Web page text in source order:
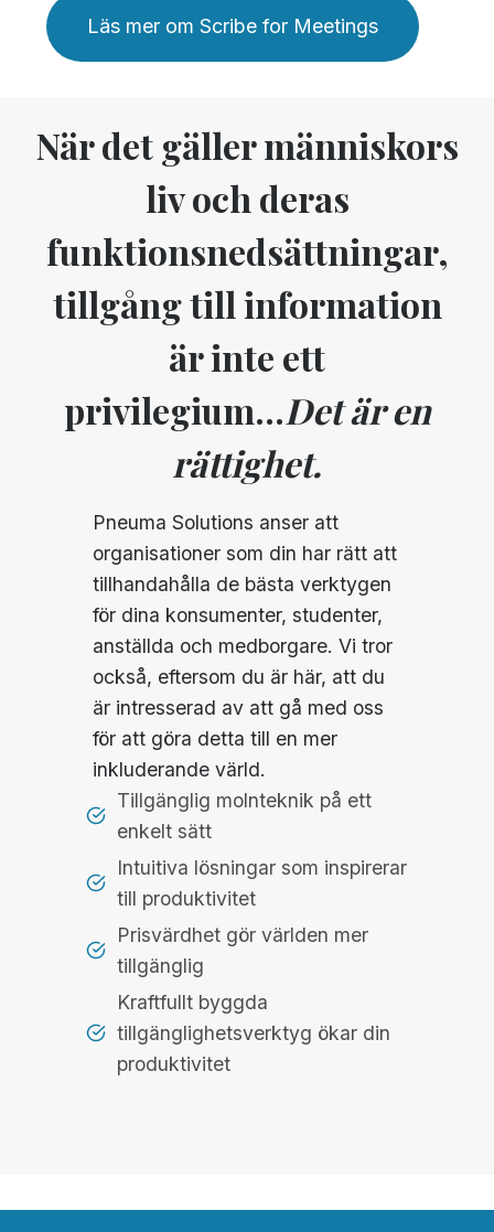
Läs mer om Scribe for Meetings
När det gäller människors
liv och deras
funktionsnedsättningar,
tillgång till information
är inte ett
privilegium...Det är en
rättighet.
Pneuma Solutions anser att
organisationer som din har rätt att
tillhandahålla de bästa verktygen
för dina konsumenter, studenter,
anställda och medborgare. Vi tror
också, eftersom du är här, att du
är intresserad av att gå med oss
för att göra detta till en mer
inkluderande värld.
Tillgänglig molnteknik på ett
enkelt sätt
Intuitiva lösningar som inspirerar
till produktivitet
Prisvärdhet gör världen mer
tillgänglig
Kraftfullt byggda
tillgänglighetsverktyg ökar din
produktivitet